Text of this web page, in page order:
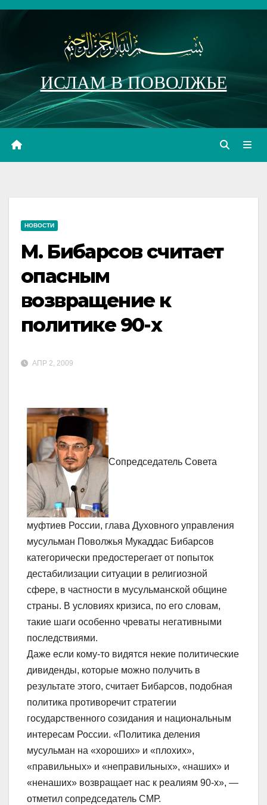
Перейти
ИСЛАМ В ПОВОЛЖЬЕ
НОВОСТИ
М. Бибарсов считает
опасным
возвращение к
политике 90-х
АПР 2, 2009
Сопредседатель Совета
муфтиев России, глава Духовного управления
мусульман Поволжья Мукаддас Бибарсов
категорически предостерегает от попыток
дестабилизации ситуации в религиозной
сфере, в частности в мусульманской общине
страны. В условиях кризиса, по его словам,
такие шаги особенно чреваты негативными
последствиями.
Даже если кому-то видятся некие политические
дивиденды, которые можно получить в
результате этого, считает Бибарсов, подобная
политика противоречит стратегии
государственного созидания и национальным
интересам России. «Политика деления
мусульман на «хороших» и «плохих»,
«правильных» и «неправильных», «наших» и
«ненаших» возвращает нас к реалиям 90-х», —
отметил сопредседатель СМР.